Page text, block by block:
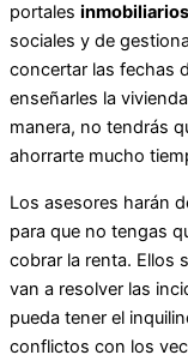
portales inmobiliarios
sociales y de
concertar las fechas
enseñarles la
manera, no tendrás
ahorrarte mucho
Los asesores harán
para que no tengas
cobrar la renta.
van a resolver las
pueda tener el
conflictos con los